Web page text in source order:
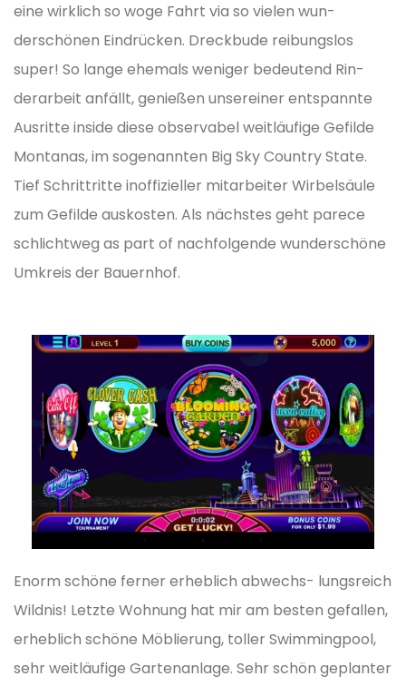
eine wirklich so woge Fahrt via so vielen wun-
derschönen Eindrücken. Dreckbude reibungslos
super! So lange ehemals weniger bedeutend Rin-
derarbeit anfällt, genießen unsereiner entspannte
Ausritte inside diese observabel weitläufige Gefilde
Montanas, im sogenannten Big Sky Country State.
Tief Schrittritte inoffizieller mitarbeiter Wirbelsäule
zum Gefilde auskosten. Als nächstes geht parece
schlichtweg as part of nachfolgende wunderschöne
Umkreis der Bauernhof.
Enorm schöne ferner erheblich abwechs- lungsreich
Wildnis! Letzte Wohnung hat mir am besten gefallen,
erheblich schöne Möblierung, toller Swimmingpool,
sehr weitläufige Gartenanlage. Sehr schön geplanter